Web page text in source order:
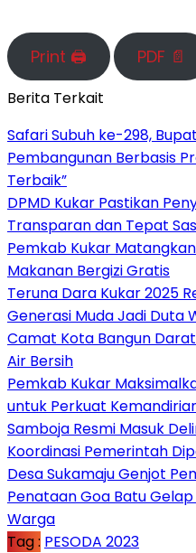
Print 🖨 PDF 📄
Berita Terkait
Safari Subuh ke-298,
Pembangunan Berbasis
Terbaik”
DPMD Kukar Pastikan
Transparan dan Tepat
Pemkab Kukar
Makanan Bergizi Gratis
Teruna Dara Kukar 2025
Generasi Muda Jadi Duta
Camat Kota Bangun
Air Bersih
Pemkab Kukar
untuk Perkuat
Samboja Resmi Masuk
Koordinasi Pemerintah
Desa Sukamaju Genjot
Penataan Goa Batu
Warga
Tag : PESODA 2023